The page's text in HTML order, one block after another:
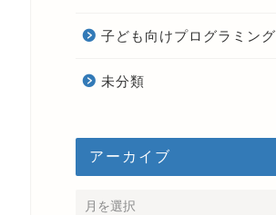
子ども向けプログラミング
未分類
アーカイブ